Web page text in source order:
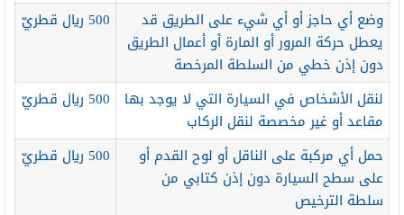
وضع أي حاجز أو أي شيء على الطريق قد
يعطل حركة المرور أو المارة أو أعمال الطريق
دون إذن خطي من السلطة المرخصة
500 ريال قطريّ
لنقل الأشخاص في السيارة التي لا يوجد بها
مقاعد أو غير مخصصة لنقل الركاب
500 ريال قطريّ
حمل أي مركبة على الناقل أو لوح القدم أو
على سطح السيارة دون إذن كتابي من
سلطة الترخيص
500 ريال قطريّ